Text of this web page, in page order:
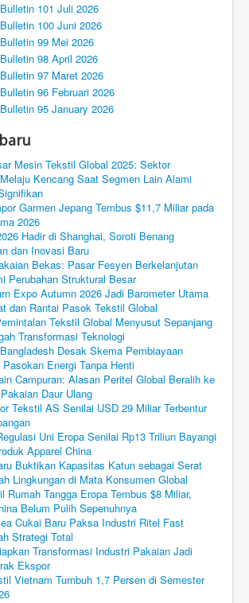
101 Juli 2026
100 Juni 2026
99 Mei 2026
98 April 2026
97 Maret 2026
96 Februari 2026
95 January 2026
Mesin Tekstil Global 2025: Sektor
Kencang Saat Segmen Lain Alami
Garmen Jepang Tembus $11,7 Miliar pada
2026
Hadir di Shanghai, Soroti Benang
dan Inovasi Baru
Bekas: Pasar Fesyen Berkelanjutan
Perubahan Struktural Besar
Expo Autumn 2026 Jadi Barometer Utama
dan Rantai Pasok Tekstil Global
Tekstil Global Menyusut Sepanjang
Transformasi Teknologi
Desak Skema Pembiayaan
Energi Tanpa Henti
Campuran: Alasan Peritel Global Beralih ke
Daur Ulang
Tekstil AS Senilai USD 29 Miliar Terbentur
Uni Eropa Senilai Rp13 Triliun Bayangi
Apparel China
Buktikan Kapasitas Katun sebagai Serat
Lingkungan di Mata Konsumen Global
Rumah Tangga Eropa Tembus $8 Miliar,
Belum Pulih Sepenuhnya
Cukai Baru Paksa Industri Ritel Fast
Strategi Total
Transformasi Industri Pakaian Jadi
Ekspor
Vietnam Tumbuh 1,7 Persen di Semester